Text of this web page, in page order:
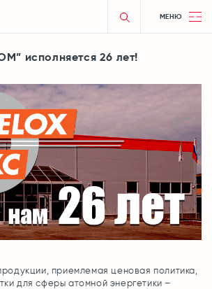
МЕНЮ
исполняется 26 лет!
приемлемая ценовая политика,
для сферы атомной энергетики –